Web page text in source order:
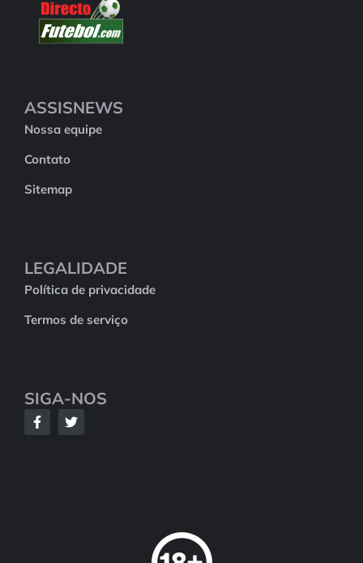
ASSISNEWS
Nossa equipe
Contato
Sitemap
LEGALIDADE
Política de privacidade
Termos de serviço
SIGA-NOS